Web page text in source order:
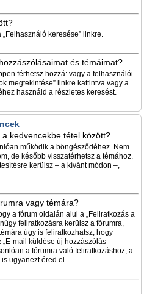
„Felhasználó keresése” linkre.
és témáimat?
férhetsz hozzá: vagy a felhasználói
megtekintése” linkre kattintva vagy a
használd a részletes keresést.
kedvencekbe tétel között?
működik a böngésződéhez. Nem
de később visszatérhetsz a témához.
kerülsz – a kívánt módon –,
vagy témára?
a fórum oldalán alul a „Feliratkozás a
feliratkozásra kerülsz a fórumra,
úgy is feliratkozhatsz, hogy
mail küldése új hozzászólás
a fórumra való feliratkozáshoz, a
ugyanezt éred el.